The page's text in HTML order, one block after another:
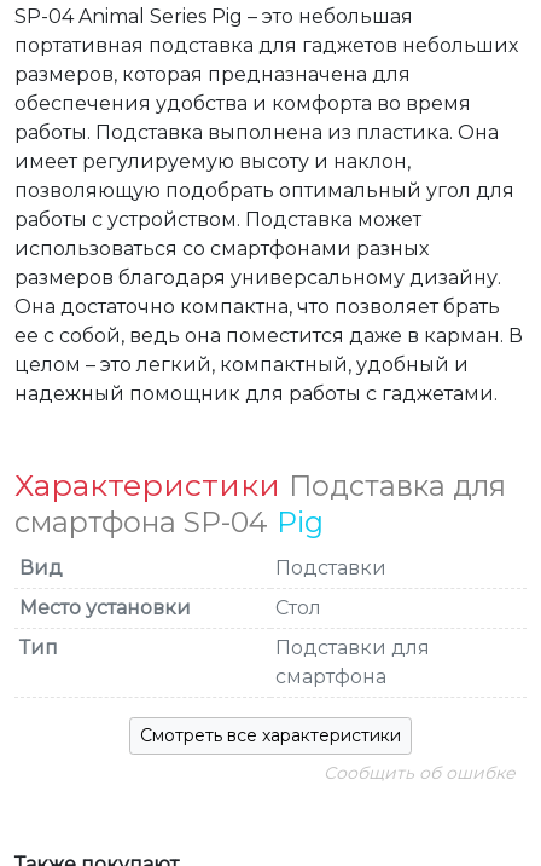
SP-04 Animal Series Pig – это небольшая
портативная подставка для гаджетов небольших
размеров, которая предназначена для
обеспечения удобства и комфорта во время
работы. Подставка выполнена из пластика. Она
имеет регулируемую высоту и наклон,
позволяющую подобрать оптимальный угол для
работы с устройством. Подставка может
использоваться со смартфонами разных
размеров благодаря универсальному дизайну.
Она достаточно компактна, что позволяет брать
ее с собой, ведь она поместится даже в карман. В
целом – это легкий, компактный, удобный и
надежный помощник для работы с гаджетами.
Характеристики Подставка для
смартфона SP-04 Pig
Вид
Подставки
Место установки
Стол
Тип
Подставки для
смартфона
Смотреть все характеристики
Сообщить об ошибке